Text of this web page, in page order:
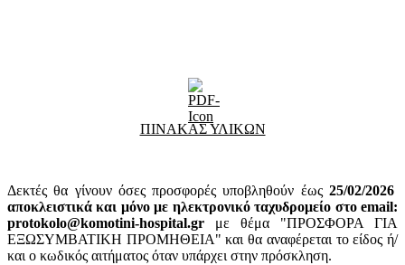
ΠΙΝΑΚΑΣ ΥΛΙΚΩΝ
Δεκτές θα γίνουν όσες προσφορές υποβληθούν έως 25/02/2026
αποκλειστικά και μόνο με ηλεκτρονικό ταχυδρομείο στο email:
protokolo@komotini-hospital.gr με θέμα "ΠΡΟΣΦΟΡΑ ΓΙΑ
ΕΞΩΣΥΜΒΑΤΙΚΗ ΠΡΟΜΗΘΕΙΑ" και θα αναφέρεται το είδος ή/
και ο κωδικός αιτήματος όταν υπάρχει στην πρόσκληση.